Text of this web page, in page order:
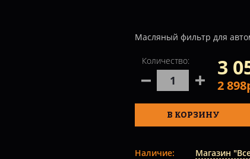
Масляный фильтр для
Количество: 3
2
В КОРЗИНУ
Наличие: Магазин